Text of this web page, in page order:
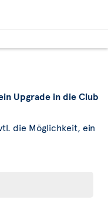
Upgrade in die Club
die Möglichkeit, ein